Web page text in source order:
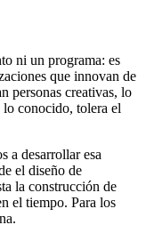
ni un programa: es
que innovan de
personas creativas, lo
lo conocido, tolera el
a desarrollar esa
el diseño de
la construcción de
el tiempo. Para los